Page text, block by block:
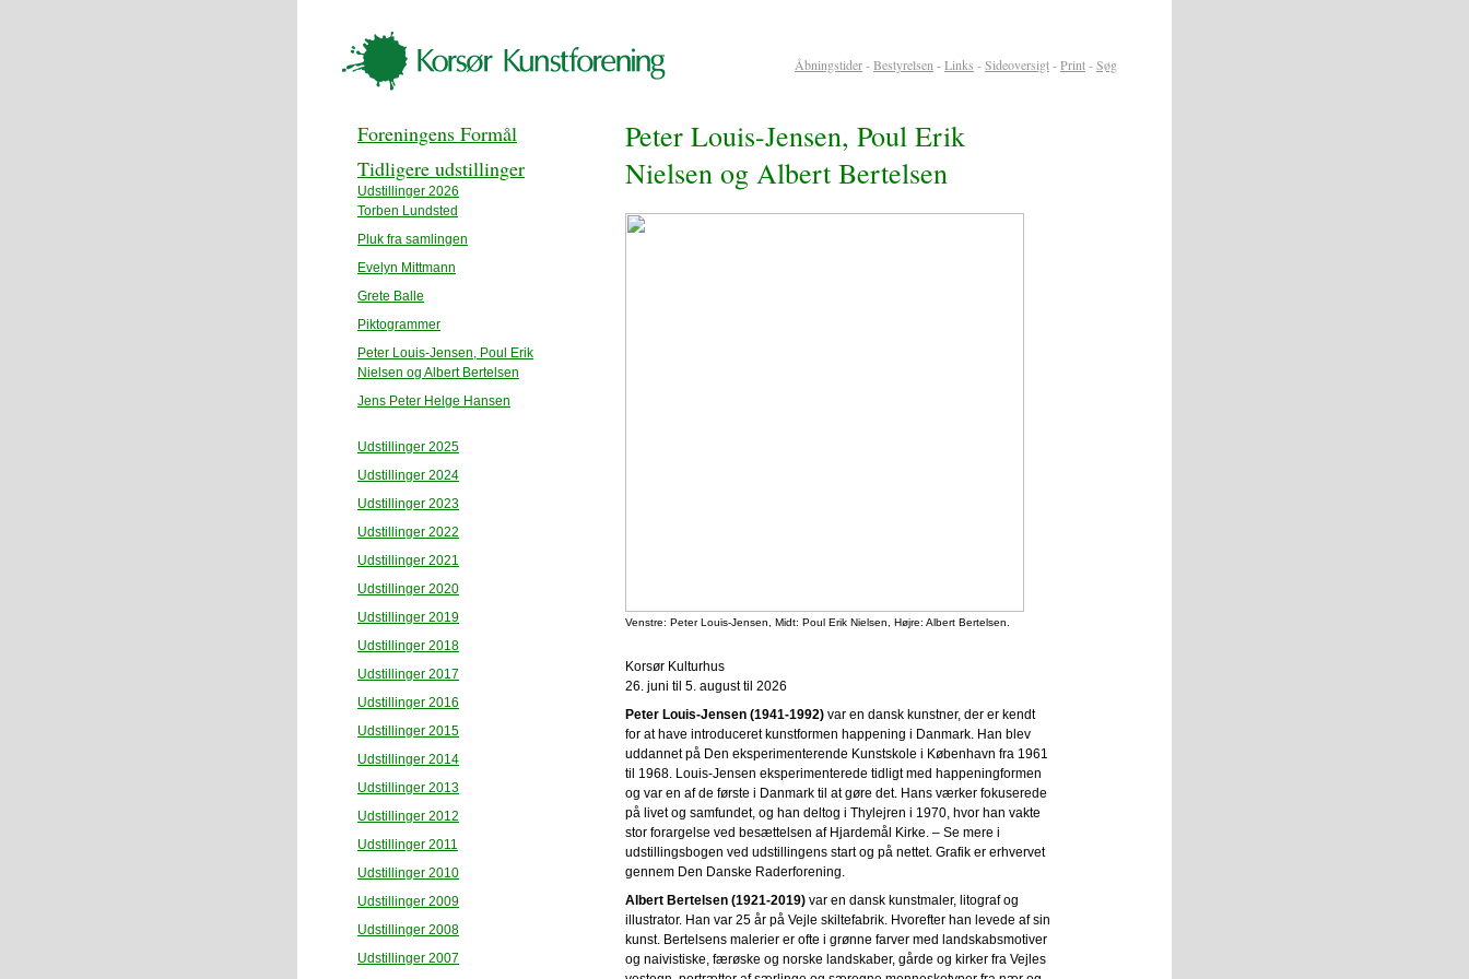
Åbningstider-Bestyrelsen -Links -Sideoversigt-Print-Søg
Foreningens Formål
Tidligere udstillinger
Udstillinger 2026
Torben Lundsted
Pluk fra samlingen
Evelyn Mittmann
Grete Balle
Piktogrammer
Peter Louis-Jensen, Poul Erik
Nielsen og Albert Bertelsen
Jens Peter Helge Hansen
Udstillinger 2025
Udstillinger 2024
Udstillinger 2023
Udstillinger 2022
Udstillinger 2021
Udstillinger 2020
Udstillinger 2019
Udstillinger 2018
Udstillinger 2017
Udstillinger 2016
Udstillinger 2015
Udstillinger 2014
Udstillinger 2013
Udstillinger 2012
Udstillinger 2011
Udstillinger 2010
Udstillinger 2009
Udstillinger 2008
Udstillinger 2007
Peter Louis-Jensen, Poul Erik
Nielsen og Albert Bertelsen
Venstre: Peter Louis-Jensen, Midt: Poul Erik Nielsen, Højre: Albert Bertelsen.
Korsør Kulturhus
26. juni til 5. august til 2026
Peter Louis-Jensen (1941-1992) var en dansk kunstner, der er kendt
for at have introduceret kunstformen happening i Danmark. Han blev
uddannet på Den eksperimenterende Kunstskole i København fra 1961
til 1968. Louis-Jensen eksperimenterede tidligt med happeningformen
og var en af de første i Danmark til at gøre det. Hans værker fokuserede
på livet og samfundet, og han deltog i Thylejren i 1970, hvor han vakte
stor forargelse ved besættelsen af Hjardemål Kirke. – Se mere i
udstillingsbogen ved udstillingens start og på nettet. Grafik er erhvervet
gennem Den Danske Raderforening.
Albert Bertelsen (1921-2019) var en dansk kunstmaler, litograf og
illustrator. Han var 25 år på Vejle skiltefabrik. Hvorefter han levede af sin
kunst. Bertelsens malerier er ofte i grønne farver med landskabsmotiver
og naivistiske, færøske og norske landskaber, gårde og kirker fra Vejles